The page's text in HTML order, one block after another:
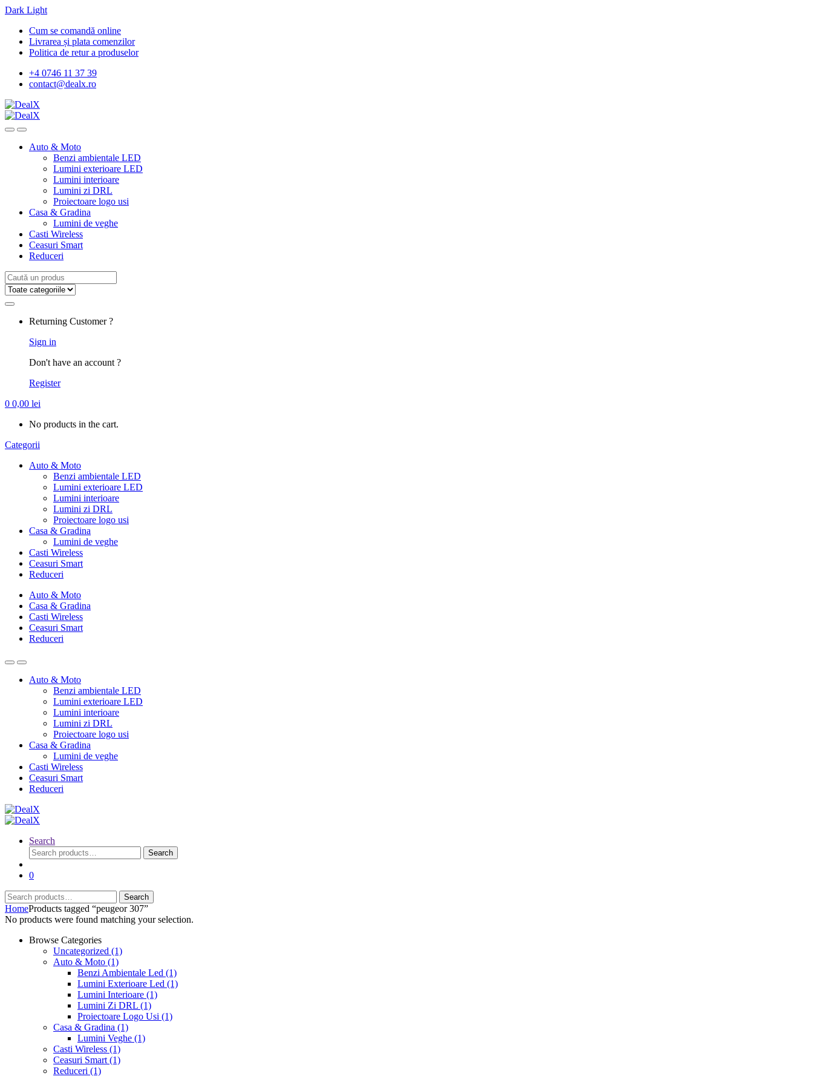
Dark Light
Skip
navigation
Skip
content
Cum se comandă online
Livrarea și plata comenzilor
Politica de retur a produselor
+4 0746 11 37 39
contact@dealx.ro
Auto & Moto
Benzi ambientale LED
Lumini exterioare LED
Lumini interioare
Lumini zi DRL
Proiectoare logo usi
Casa & Gradina
Lumini de veghe
Casti Wireless
Ceasuri Smart
Reduceri
Search
for:
Returning Customer ?
Sign in
Don't have an account ?
Register
0 0,00 lei
No products in the cart.
Categorii
Auto & Moto
Benzi ambientale LED
Lumini exterioare LED
Lumini interioare
Lumini zi DRL
Proiectoare logo usi
Casa & Gradina
Lumini de veghe
Casti Wireless
Ceasuri Smart
Reduceri
Auto & Moto
Casa & Gradina
Casti Wireless
Ceasuri Smart
Reduceri
Auto & Moto
Benzi ambientale LED
Lumini exterioare LED
Lumini interioare
Lumini zi DRL
Proiectoare logo usi
Casa & Gradina
Lumini de veghe
Casti Wireless
Ceasuri Smart
Reduceri
Search
Search
for:
Search
0
Search
for:
Search
HomeProducts tagged “peugeor 307”
No products were found matching your selection.
Browse Categories
Uncategorized (1)
Auto & Moto (1)
Benzi Ambientale Led (1)
Lumini Exterioare Led (1)
Lumini Interioare (1)
Lumini Zi DRL (1)
Proiectoare Logo Usi (1)
Casa & Gradina (1)
Lumini Veghe (1)
Casti Wireless (1)
Ceasuri Smart (1)
Reduceri (1)